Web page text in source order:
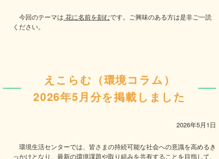
今回のテーマは 花に名前を刻むです。ご興味のある方は是非ご一読
ください。
えこらむ（環境コラム）
2026年5月分を掲載しました
2026年5月1日
環境生活センターでは、皆さまの持続可能な社会への意識を高めるき
っかけとなり、最新の環境課題や取り組みを共有することを目指して、